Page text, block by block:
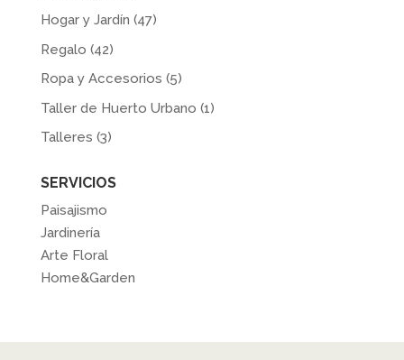
Hogar y Jardín (47)
Regalo (42)
Ropa y Accesorios (5)
Taller de Huerto Urbano (1)
Talleres (3)
SERVICIOS
Paisajismo
Jardinería
Arte Floral
Home&Garden